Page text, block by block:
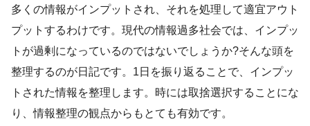
多くの情報がインプットされ、それを処理して適宜アウト
プットするわけです。現代の情報過多社会では、インプッ
トが過剰になっているのではないでしょうか?そんな頭を
整理するのが日記です。1日を振り返ることで、インプッ
トされた情報を整理します。時には取捨選択することにな
り、情報整理の観点からもとても有効です。